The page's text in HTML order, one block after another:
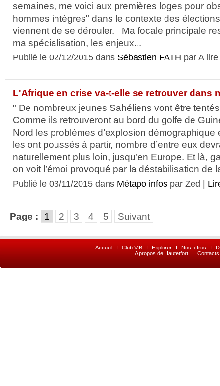
semaines, me voici aux premières loges pour
hommes intègres" dans le contexte des
viennent de se dérouler. Ma focale principale
ma spécialisation, les enjeux...
Publié le 02/12/2015 dans Sébastien FATH par A
L'Afrique en crise va-t-elle se retrouver dans
" De nombreux jeunes Sahéliens vont être tentés
Comme ils retrouveront au bord du golfe de
Nord les problèmes d’explosion démographique
les ont poussés à partir, nombre d’entre eux
naturellement plus loin, jusqu’en Europe. Et là,
on voit l’émoi provoqué par la déstabilisation de
Publié le 03/11/2015 dans Métapo infos par Zed |
Page : 1 2 3 4 5 Suivant
Accueil I Club VIB I Explorer I Nos offres I
A propos de Hautetfort
I Contacts